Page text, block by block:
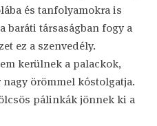
és tanfolyamokra is
baráti társaságban fogy a
ez a szenvedély.
kerülnek a palackok,
nagy örömmel kóstolgatja.
pálinkák jönnek ki a